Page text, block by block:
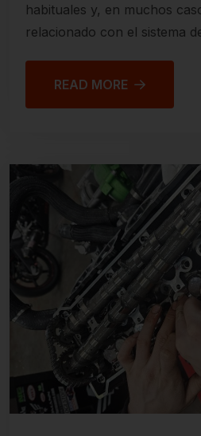
habituales y, en muchos
relacionado con el sistema
READ MORE